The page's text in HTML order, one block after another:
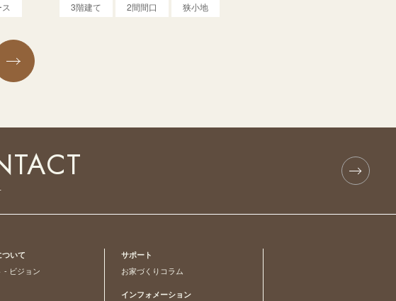
3階建て 2間間口 狭小地
いて
- ビジョン
サポート
お家づくりコラム
インフォメーション